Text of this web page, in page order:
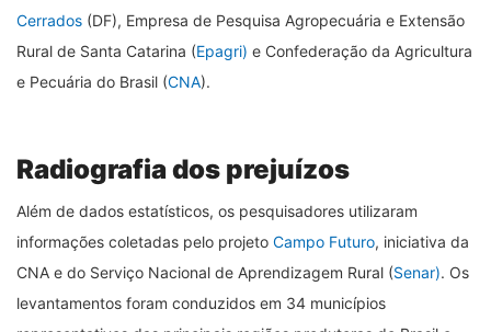
Cerrados (DF), Empresa de Pesquisa Agropecuária e Extensão
Rural de Santa Catarina (Epagri) e Confederação da Agricultura
e Pecuária do Brasil (CNA).
Radiografia dos prejuízos
Além de dados estatísticos, os pesquisadores utilizaram
informações coletadas pelo projeto Campo Futuro, iniciativa da
CNA e do Serviço Nacional de Aprendizagem Rural (Senar). Os
levantamentos foram conduzidos em 34 municípios